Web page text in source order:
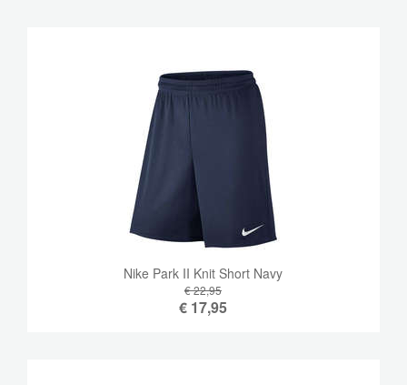
Nike Park II Knit Short Navy
€ 22,95
€ 17,95